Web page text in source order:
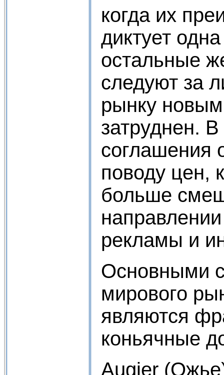
когда их
диктует
остальные
следуют за
рынку
затруднен.
соглашения
поводу цен,
больше
рекламы и
Основными
мирового
являются
коньячные
Augier